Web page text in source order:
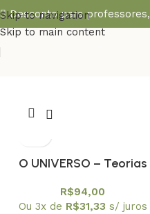
Skip to navigation
Skip to main content
Desconto para professores,
O UNIVERSO – Teorias
evolução
R$94,00
Ou 3x de R$31,33 s/ juros